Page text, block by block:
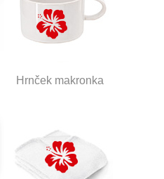
Hrnček makronka